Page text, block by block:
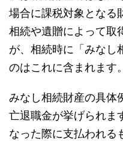
場合に課税対象となる
相続や遺贈によって取
が、相続時に「みなし
のはこれに含まれます。
みなし相続財産の具体
亡退職金が挙げられま
なった際に支払われる